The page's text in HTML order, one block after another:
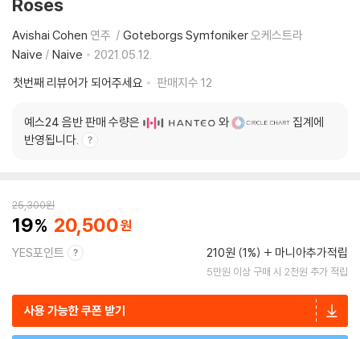
Roses
Avishai Cohen 연주 Goteborgs Symfoniker오케스트라
Naive / Naive
2021.05.12.
첫번째 리뷰어가 되어주세요
판매지수 12
예스24 음반 판매 수량은 와
집계에
반영됩니다.
25,300원
19 20,500
YES포인트 210원 (1%) 마니아추가적립
5만원 이상 구매 시 2천원 추가 적립
사용 가능한 쿠폰 받기